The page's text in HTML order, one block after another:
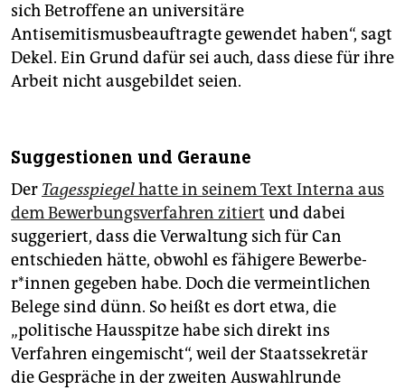
sich Betroffene an universitäre
Antisemitismusbeauftragte gewendet haben“, sagt
Dekel. Ein Grund dafür sei auch, dass diese für ihre
Arbeit nicht ausgebildet seien.
Suggestionen und Geraune
Der Tagesspiegelhatte in seinem Text Interna aus
dem Bewerbungsverfahren zitiert und dabei
suggeriert, dass die Verwaltung sich für Can
entschieden hätte, obwohl es fähigere Be­wer­be­
r*in­nen gegeben habe. Doch die vermeintlichen
Belege sind dünn. So heißt es dort etwa, die
„politische Hausspitze habe sich direkt ins
Verfahren eingemischt“, weil der Staatssekretär
die Gespräche in der zweiten Auswahlrunde